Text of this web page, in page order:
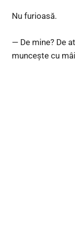
Nu furioasă.
— De mine? De
muncește cu